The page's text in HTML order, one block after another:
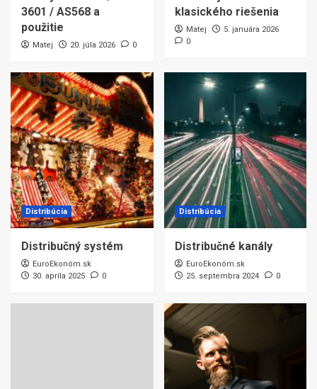
3601 / AS568 a
použitie
Matej 20. júla 2026 0
klasického riešenia
Matej
5. januára 2026
0
Distribúcia
Distribučný systém
EuroEkonóm.sk
30. apríla 2025
0
Distribúcia
Distribučné kanály
EuroEkonóm.sk
25. septembra 2024
0